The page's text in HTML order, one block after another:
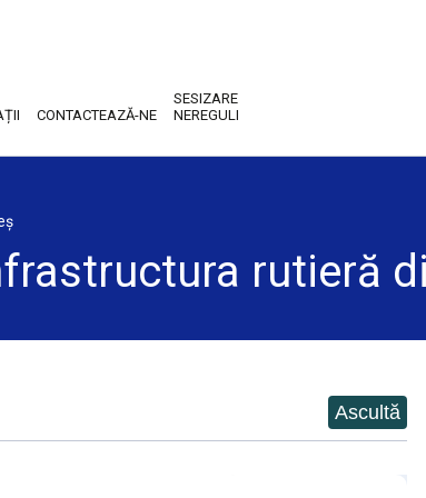
CONTACTEAZĂ-NE
SESIZARE
NEREGULI
rutieră